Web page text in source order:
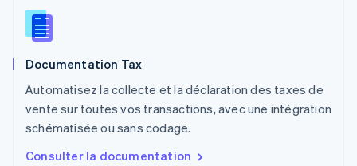
Documentation Tax
Automatisez la collecte et la déclaration des taxes de
vente sur toutes vos transactions, avec une intégration
schématisée ou sans codage.
Consulter la documentation
République tchèque
English
English
Royaume-Uni
Singapour
English简体中文
English